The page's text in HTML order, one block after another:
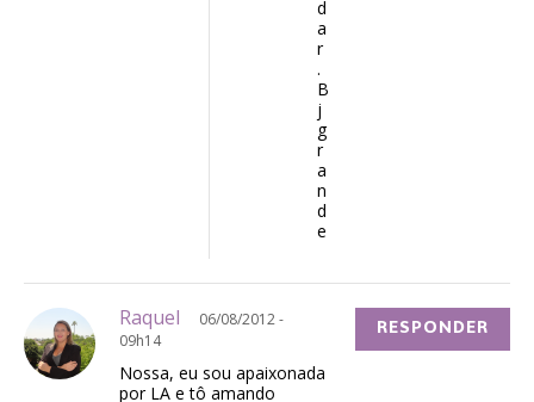
d
a
r
.
B
j
g
r
a
n
d
e
Raquel
06/08/2012 -
09h14
Nossa, eu sou apaixonada
por LA e tô amando
RESPONDER